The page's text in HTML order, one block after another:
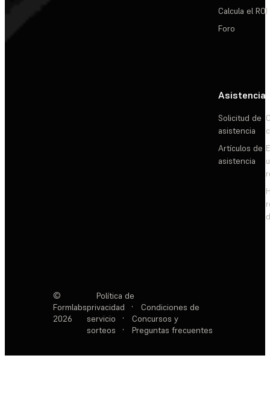
Calcula el ROI
Foro
Asistencia
Solicitud de
asistencia
Artículos de
asistencia
©
Formlabs
2026
Política de
privacidad
·
Condiciones de
servicio
·
Concursos y
sorteos
· Preguntas frecuentes